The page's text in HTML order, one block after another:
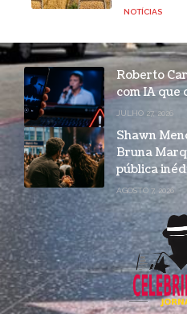
NOTÍCIAS
Roberto
com IA que
JULHO 27, 2026
Shawn
Bruna
pública
AGOSTO 7, 2026